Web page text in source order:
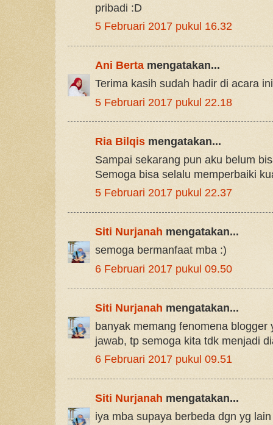
pribadi :D
5 Februari 2017 pukul 16.32
Ani Bertamengatakan...
Terima kasih sudah hadir di acara
5 Februari 2017 pukul 22.18
Ria Bilqis mengatakan...
Sampai sekarang pun aku belum
Semoga bisa selalu memperbaiki
5 Februari 2017 pukul 22.37
Siti Nurjanah mengatakan...
semoga bermanfaat mba :)
6 Februari 2017 pukul 09.50
Siti Nurjanah mengatakan...
banyak memang fenomena blogger
jawab, tp semoga kita tdk menjadi
6 Februari 2017 pukul 09.51
Siti Nurjanah mengatakan...
iya mba supaya berbeda dgn yg lain